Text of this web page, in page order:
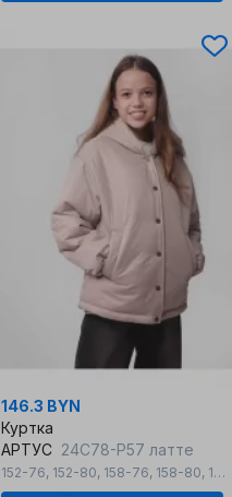
146.3 BYN
Куртка
АРТУС 24С78-Р57 латте
152-76, 152-80, 158-76, 158-80, 158-84